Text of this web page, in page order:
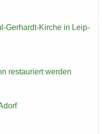
​Gerhardt-Kirche in Leip­
re­stau­riert wer­den